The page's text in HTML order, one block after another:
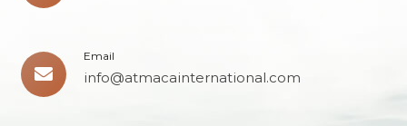
Email
info@atmacainternational.com